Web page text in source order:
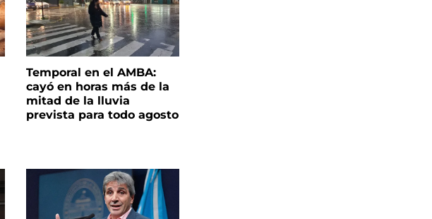
Temporal en el AMBA:
cayó en horas más de la
mitad de la lluvia
prevista para todo agosto